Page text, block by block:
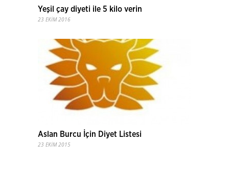
Yeşil çay diyeti ile 5 kilo verin
23 EKIM 2016
Aslan Burcu İçin Diyet Listesi
23 EKIM 2015